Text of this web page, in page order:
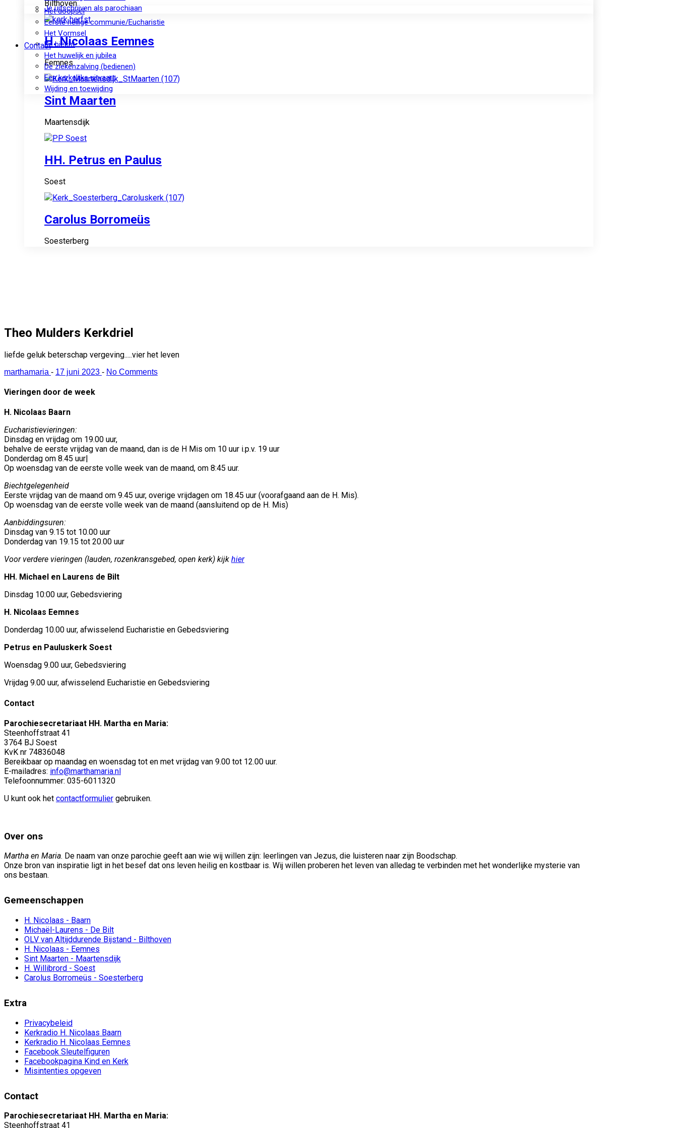
Bilthoven
H. Nicolaas Eemnes
Eemnes
Sint Maarten
Maartensdijk
HH. Petrus en Paulus
Soest
Carolus Borromeüs
Soesterberg
Je uitschrijven als parochiaan
Het doopsel
Eerste heilige communie/Eucharistie
Het Vormsel
De biecht
Het huwelijk en jubilea
De ziekenzalving (bedienen)
Een kerkelijke uitvaart
Wijding en toewijding
Contact
Theo Mulders Kerkdriel
liefde geluk beterschap vergeving.....vier het leven
marthamaria - 17 juni 2023 - No Comments
Vieringen door de week
H. Nicolaas Baarn
Eucharistievieringen:
Dinsdag en vrijdag om 19.00 uur,
behalve de eerste vrijdag van de maand, dan is de H Mis om 10 uur i.p.v. 19 uur
Donderdag om 8.45 uur|
Op woensdag van de eerste volle week van de maand, om 8:45 uur.
Biechtgelegenheid
Eerste vrijdag van de maand om 9.45 uur, overige vrijdagen om 18.45 uur (voorafgaand aan de H. Mis).
Op woensdag van de eerste volle week van de maand (aansluitend op de H. Mis)
Aanbiddingsuren:
Dinsdag van 9.15 tot 10.00 uur
Donderdag van 19.15 tot 20.00 uur
Voor verdere vieringen (lauden, rozenkransgebed, open kerk) kijk hier
HH. Michael en Laurens de Bilt
Dinsdag 10:00 uur, Gebedsviering
H. Nicolaas Eemnes
Donderdag 10.00 uur, afwisselend Eucharistie en Gebedsviering
Petrus en Pauluskerk Soest
Woensdag 9.00 uur, Gebedsviering
Vrijdag 9.00 uur, afwisselend Eucharistie en Gebedsviering
Contact
Parochiesecretariaat HH. Martha en Maria:
Steenhoffstraat 41
3764 BJ Soest
KvK nr 74836048
Bereikbaar op maandag en woensdag tot en met vrijdag van 9.00 tot 12.00 uur.
E-mailadres: info@marthamaria.nl
Telefoonnummer: 035-6011320
U kunt ook het contactformulier gebruiken.
Over ons
Martha en Maria. De naam van onze parochie geeft aan wie wij willen zijn: leerlingen van Jezus, die luisteren naar zijn Boodschap.
Onze bron van inspiratie ligt in het besef dat ons leven heilig en kostbaar is. Wij willen proberen het leven van alledag te verbinden met het wonderlijke mysterie van
ons bestaan.
Gemeenschappen
H. Nicolaas - Baarn
Michaël-Laurens - De Bilt
OLV van Altijddurende Bijstand - Bilthoven
H. Nicolaas - Eemnes
Sint Maarten - Maartensdijk
H. Willibrord - Soest
Carolus Borromeüs - Soesterberg
Extra
Privacybeleid
Kerkradio H. Nicolaas Baarn
Kerkradio H. Nicolaas Eemnes
Facebook Sleutelfiguren
Facebookpagina Kind en Kerk
Misintenties opgeven
Contact
Parochiesecretariaat HH. Martha en Maria:
Steenhoffstraat 41